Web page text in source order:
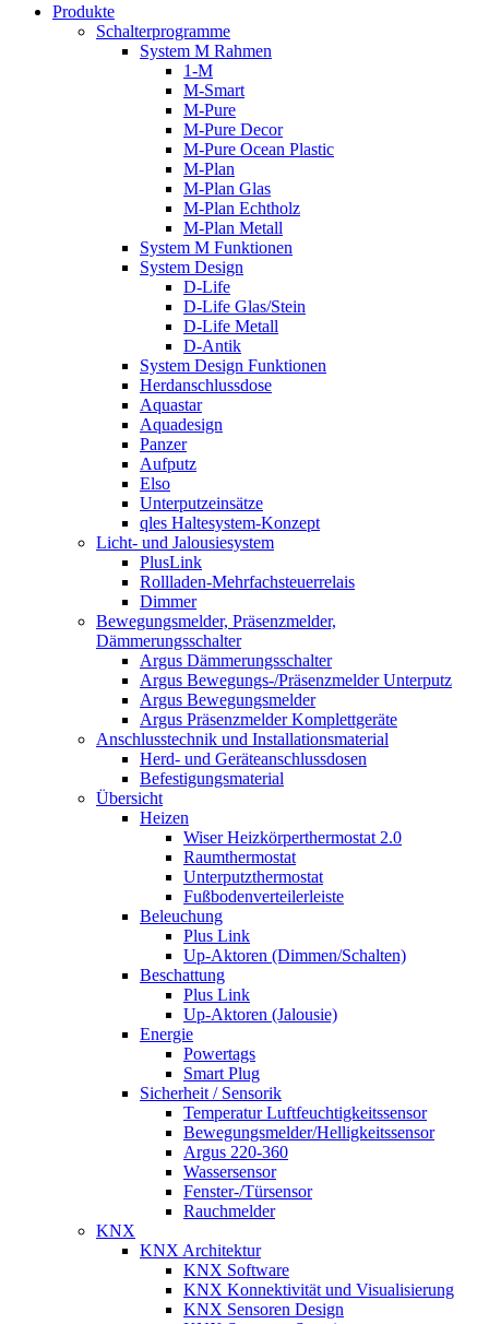
Produkte
Schalterprogramme
System M Rahmen
1-M
M-Smart
M-Pure
M-Pure Decor
M-Pure Ocean Plastic
M-Plan
M-Plan Glas
M-Plan Echtholz
M-Plan Metall
System M Funktionen
System Design
D-Life
D-Life Glas/Stein
D-Life Metall
D-Antik
System Design Funktionen
Herdanschlussdose
Aquastar
Aquadesign
Panzer
Aufputz
Elso
Unterputzeinsätze
qles Haltesystem-Konzept
Licht- und Jalousiesystem
PlusLink
Rollladen-Mehrfachsteuerrelais
Dimmer
Bewegungsmelder, Präsenzmelder,
Dämmerungsschalter
Argus Dämmerungsschalter
Argus Bewegungs-/Präsenzmelder Unterputz
Argus Bewegungsmelder
Argus Präsenzmelder Komplettgeräte
Anschlusstechnik und Installationsmaterial
Herd- und Geräteanschlussdosen
Befestigungsmaterial
Übersicht
Heizen
Wiser Heizkörperthermostat 2.0
Raumthermostat
Unterputzthermostat
Fußbodenverteilerleiste
Beleuchung
Plus Link
Up-Aktoren (Dimmen/Schalten)
Beschattung
Plus Link
Up-Aktoren (Jalousie)
Energie
Powertags
Smart Plug
Sicherheit / Sensorik
Temperatur Luftfeuchtigkeitssensor
Bewegungsmelder/Helligkeitssensor
Argus 220-360
Wassersensor
Fenster-/Türsensor
Rauchmelder
KNX
KNX Architektur
KNX Software
KNX Konnektivität und Visualisierung
KNX Sensoren Design